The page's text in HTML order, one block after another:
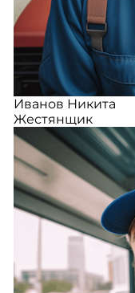
Иванов Никита
Жестянщик